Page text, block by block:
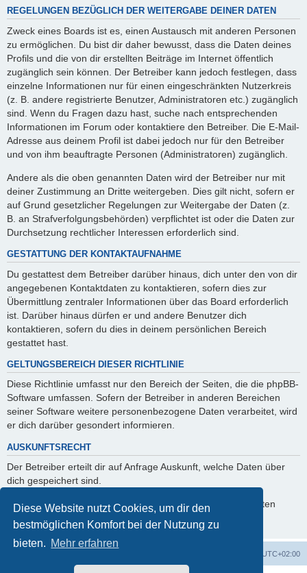
Diese Website nutzt Cookies, um dir den
bestmöglichen Komfort bei der Nutzung zu
bieten. Mehr erfahren
REGELUNGEN BEZÜGLICH DER WEITERGABE DEINER DATEN
Zweck eines Boards ist es, einen Austausch mit anderen Personen
zu ermöglichen. Du bist dir daher bewusst, dass die Daten deines
Profils und die von dir erstellten Beiträge im Internet öffentlich
zugänglich sein können. Der Betreiber kann jedoch festlegen, dass
einzelne Informationen nur für einen eingeschränkten Nutzerkreis
(z. B. andere registrierte Benutzer, Administratoren etc.) zugänglich
sind. Wenn du Fragen dazu hast, suche nach entsprechenden
Informationen im Forum oder kontaktiere den Betreiber. Die E-Mail-
Adresse aus deinem Profil ist dabei jedoch nur für den Betreiber
und von ihm beauftragte Personen (Administratoren) zugänglich.
Andere als die oben genannten Daten wird der Betreiber nur mit
deiner Zustimmung an Dritte weitergeben. Dies gilt nicht, sofern er
auf Grund gesetzlicher Regelungen zur Weitergabe der Daten (z.
B. an Strafverfolgungsbehörden) verpflichtet ist oder die Daten zur
Durchsetzung rechtlicher Interessen erforderlich sind.
GESTATTUNG DER KONTAKTAUFNAHME
Du gestattest dem Betreiber darüber hinaus, dich unter den von dir
angegebenen Kontaktdaten zu kontaktieren, sofern dies zur
Übermittlung zentraler Informationen über das Board erforderlich
ist. Darüber hinaus dürfen er und andere Benutzer dich
kontaktieren, sofern du dies in deinem persönlichen Bereich
gestattet hast.
GELTUNGSBEREICH DIESER RICHTLINIE
Diese Richtlinie umfasst nur den Bereich der Seiten, die die phpBB-
Software umfassen. Sofern der Betreiber in anderen Bereichen
seiner Software weitere personenbezogene Daten verarbeitet, wird
er dich darüber gesondert informieren.
AUSKUNFTSRECHT
Der Betreiber erteilt dir auf Anfrage Auskunft, welche Daten über
dich gespeichert sind.
Du kannst jederzeit die Löschung bzw. Sperrung deiner Daten
verlangen. Kontaktiere hierzu bitte den Betreiber.
UTC+02:00